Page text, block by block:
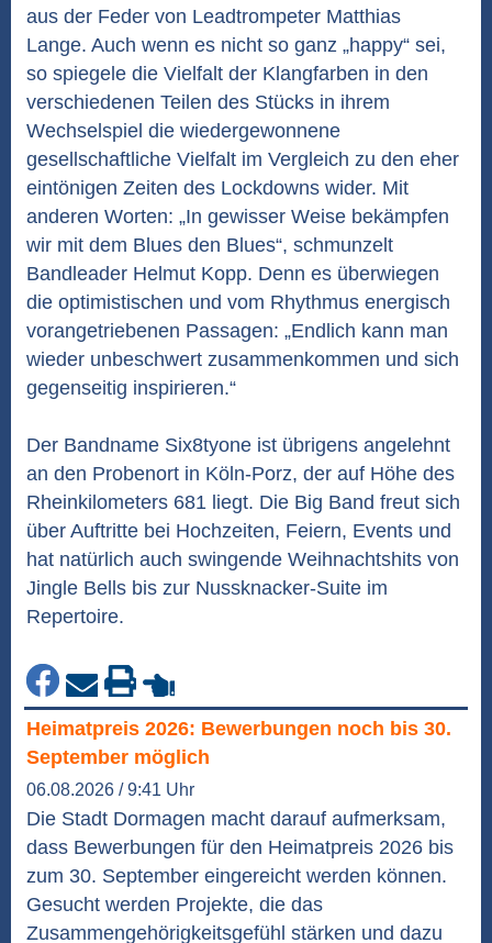
aus der Feder von Leadtrompeter Matthias
Lange. Auch wenn es nicht so ganz „happy“ sei,
so spiegele die Vielfalt der Klangfarben in den
verschiedenen Teilen des Stücks in ihrem
Wechselspiel die wiedergewonnene
gesellschaftliche Vielfalt im Vergleich zu den eher
eintönigen Zeiten des Lockdowns wider. Mit
anderen Worten: „In gewisser Weise bekämpfen
wir mit dem Blues den Blues“, schmunzelt
Bandleader Helmut Kopp. Denn es überwiegen
die optimistischen und vom Rhythmus energisch
vorangetriebenen Passagen: „Endlich kann man
wieder unbeschwert zusammenkommen und sich
gegenseitig inspirieren.“
Der Bandname Six8tyone ist übrigens angelehnt
an den Probenort in Köln-Porz, der auf Höhe des
Rheinkilometers 681 liegt. Die Big Band freut sich
über Auftritte bei Hochzeiten, Feiern, Events und
hat natürlich auch swingende Weihnachtshits von
Jingle Bells bis zur Nussknacker-Suite im
Repertoire.
Heimatpreis 2026: Bewerbungen noch bis 30.
September möglich
06.08.2026 / 9:41 Uhr
Die Stadt Dormagen macht darauf aufmerksam,
dass Bewerbungen für den Heimatpreis 2026 bis
zum 30. September eingereicht werden können.
Gesucht werden Projekte, die das
Zusammengehörigkeitsgefühl stärken und dazu